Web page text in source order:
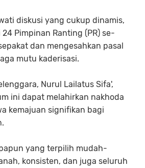
diskusi yang cukup dinamis,
Pimpinan Ranting (PR) se-
dan mengesahkan pasal
mutu kaderisasi.
Nurul Lailatus Sifa',
ini dapat melahirkan nakhoda
kemajuan signifikan bagi
yang terpilih mudah-
konsisten, dan juga seluruh